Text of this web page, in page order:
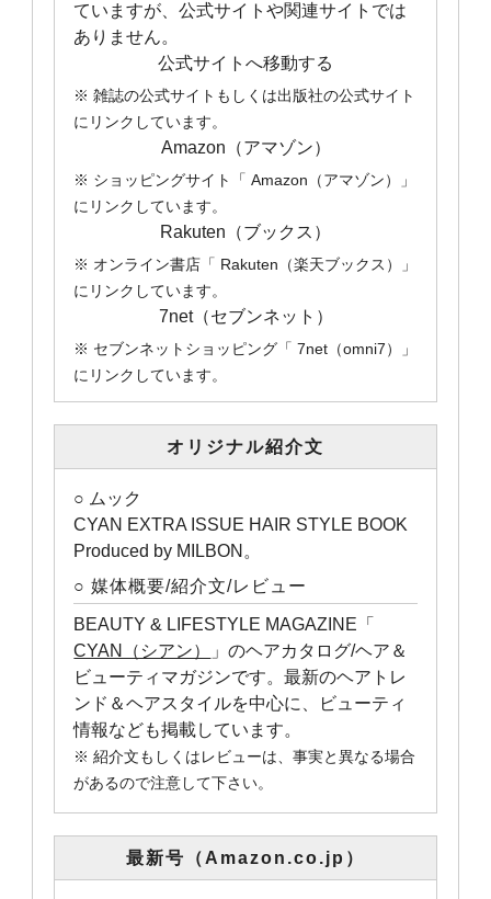
ていますが、公式サイトや関連サイトでは
ありません。
公式サイトへ移動する
※ 雑誌の公式サイトもしくは出版社の公式サイト
にリンクしています。
Amazon（アマゾン）
※ ショッピングサイト「 Amazon（アマゾン）」
にリンクしています。
Rakuten（ブックス）
※ オンライン書店「 Rakuten（楽天ブックス）」
にリンクしています。
7net（セブンネット）
※ セブンネットショッピング「 7net（omni7）」
にリンクしています。
オリジナル紹介文
○ ムック
CYAN EXTRA ISSUE HAIR STYLE BOOK
Produced by MILBON。
○ 媒体概要/紹介文/レビュー
BEAUTY & LIFESTYLE MAGAZINE「
CYAN（シアン）
」のヘアカタログ/ヘア＆
ビューティマガジンです。最新のヘアトレ
ンド＆ヘアスタイルを中心に、ビューティ
情報なども掲載しています。
※ 紹介文もしくはレビューは、事実と異なる場合
があるので注意して下さい。
最新号（Amazon.co.jp）